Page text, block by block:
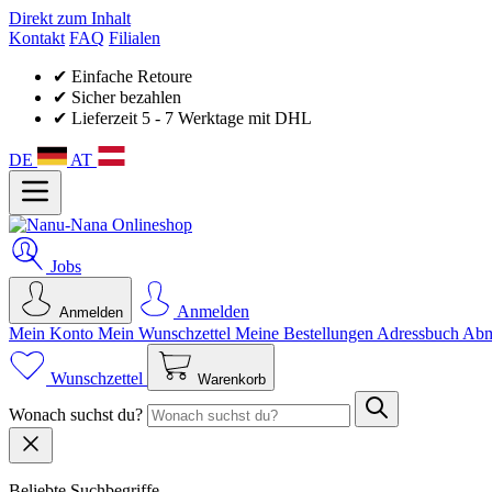
Direkt zum Inhalt
Kontakt FAQ Filialen
✔ Einfache Retoure
✔ Sicher bezahlen
✔ Lieferzeit 5 - 7 Werktage mit DHL
DE AT
Jobs
Anmelden
Anmelden
Mein Konto Mein Wunsch­zettel Meine Bestellungen Adressbuch
Wunschzettel Warenkorb
Wonach suchst du?